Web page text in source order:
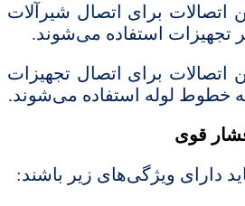
اتصالات برای اتصال شیرآلات
تجهیزات استفاده می‌شوند.
اتصالات برای اتصال تجهیزات
خطوط لوله استفاده می‌شوند.
قوی
دارای ویژگی‌های زیر باشند: